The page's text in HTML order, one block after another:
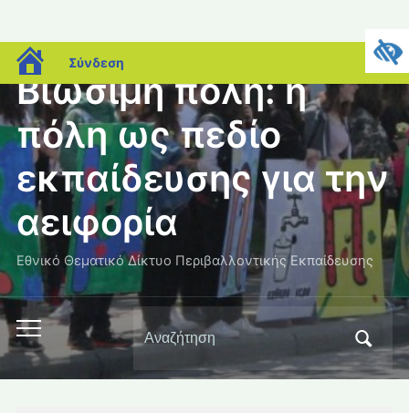
blogs.sch.gr
Σύνδεση
Βιώσιμη πόλη: η
πόλη ως πεδίο
εκπαίδευσης για την
αειφορία
Εθνικό Θεματικό Δίκτυο Περιβαλλοντικής Εκπαίδευσης
Εναλλαγή
του
μενού
Αναζήτηση
για: